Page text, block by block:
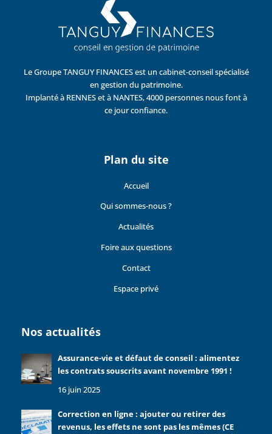
Le Groupe TANGUY FINANCES est un cabinet-conseil spécialisé
en gestion du patrimoine.
Implanté à RENNES et à NANTES, 4000 personnes nous font à
ce jour confiance.
Plan du site
Accueil
Qui sommes-nous ?
Actualités
Foire aux questions
Contact
Espace privé
Nos actualités
Assurance-vie et défaut de conseil : alimentez
les contrats souscrits avant novembre 1991 !
16 juin 2025
Correction en ligne : ajouter ou retirer des
revenus, les effets ne sont pas les mêmes (CE